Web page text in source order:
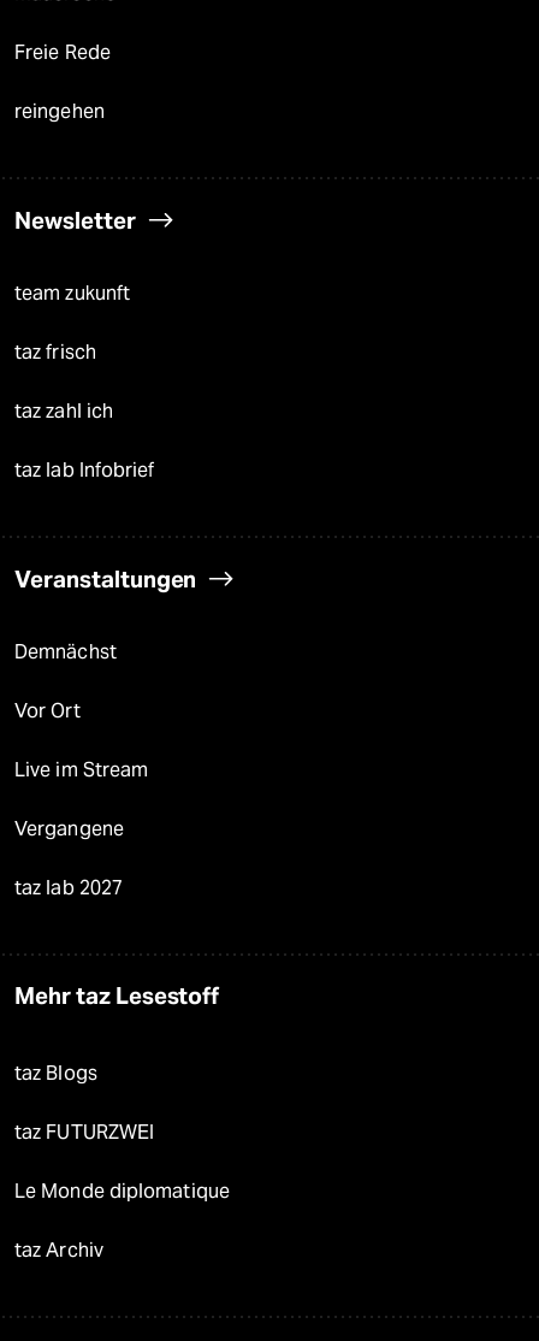
Freie Rede
reingehen
Newsletter
team zukunft
taz frisch
taz zahl ich
taz lab Infobrief
Veranstaltungen
Demnächst
Vor Ort
Live im Stream
Vergangene
taz lab 2027
Mehr taz Lesestoff
taz Blogs
taz FUTURZWEI
Le Monde diplomatique
taz Archiv